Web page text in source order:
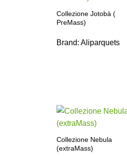
Collezione Jotobà (
PreMass)
Brand: Aliparquets
Collezione Nebula
(extraMass)